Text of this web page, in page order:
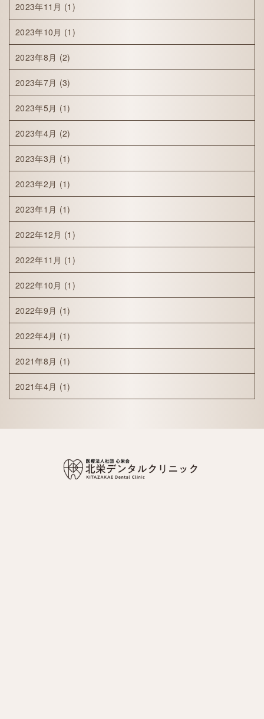
2023年11月 (1)
2023年10月 (1)
2023年8月 (2)
2023年7月 (3)
2023年5月 (1)
2023年4月 (2)
2023年3月 (1)
2023年2月 (1)
2023年1月 (1)
2022年12月 (1)
2022年11月 (1)
2022年10月 (1)
2022年9月 (1)
2022年4月 (1)
2021年8月 (1)
2021年4月 (1)